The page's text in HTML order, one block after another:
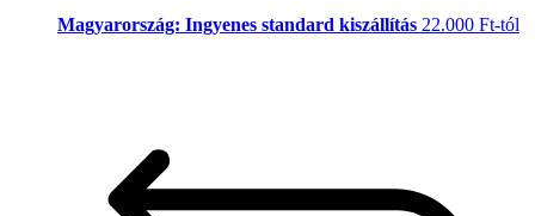
Magyarország: Ingyenes standard kiszállítás 22.000 Ft-tól